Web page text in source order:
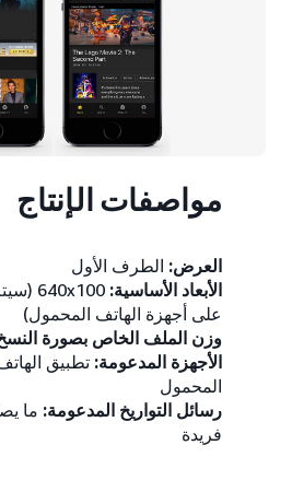
مواصفات الإنتاج
العرض: الطرف الأول
الأبعاد الأساسية:
على أجهزة الهاتف المحمول)
وزن الملف الخاص بصورة
الأجهزة المدعومة: تطبيق
المحمول
رسائل التواريخ المدعومة:
فريدة